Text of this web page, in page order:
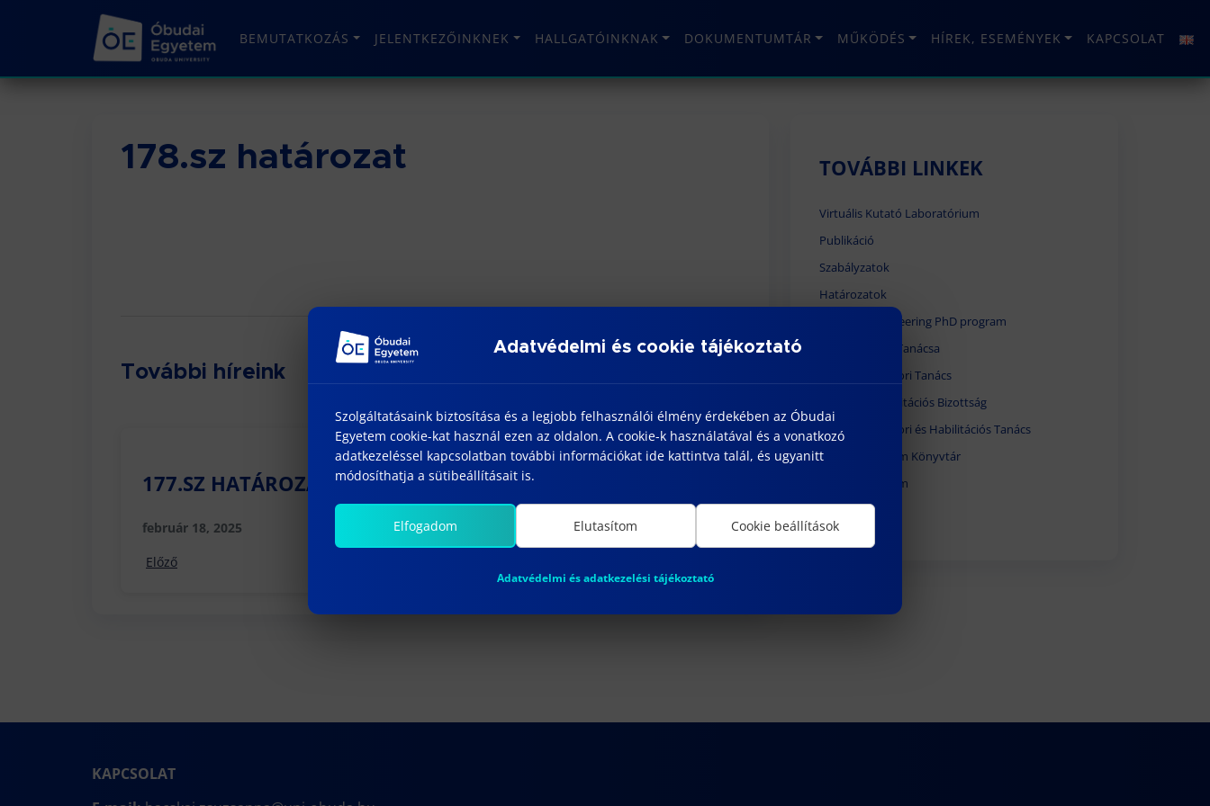
BEMUTATKOZÁS JELENTKEZŐINKNEK HALLGATÓINKNAK DOKUMENTUMTÁR MŰKÖDÉS HÍREK, ESEMÉNYEK KAPCSOLAT
178.sz határozat
További híreink
177.SZ HATÁROZAT
február 18, 2025
Előző
179.SZ HATÁROZAT
TOVÁBBI LINKEK
Virtuális Kutató Laboratórium
Publikáció
Szabályzatok
Határozatok
Strategic Engineering PhD program
Doktori Iskola Tanácsa
Országos Doktori Tanács
Magyar Akkreditációs Bizottság
Egyetemi Doktori és Habilitációs Tanács
Óbudai Egyetem Könyvtár
Óbudai Egyetem
KAPCSOLAT
Adatvédelmi és cookie tájékoztató
Szolgáltatásaink biztosítása és a legjobb felhasználói élmény érdekében az Óbudai
Egyetem cookie-kat használ ezen az oldalon. A cookie-k használatával és a vonatkozó
adatkezeléssel kapcsolatban további információkat ide kattintva talál, és ugyanitt
módosíthatja a sütibeállításait is.
Elfogadom Elutasítom Cookie beállítások
Adatvédelmi és adatkezelési tájékoztató